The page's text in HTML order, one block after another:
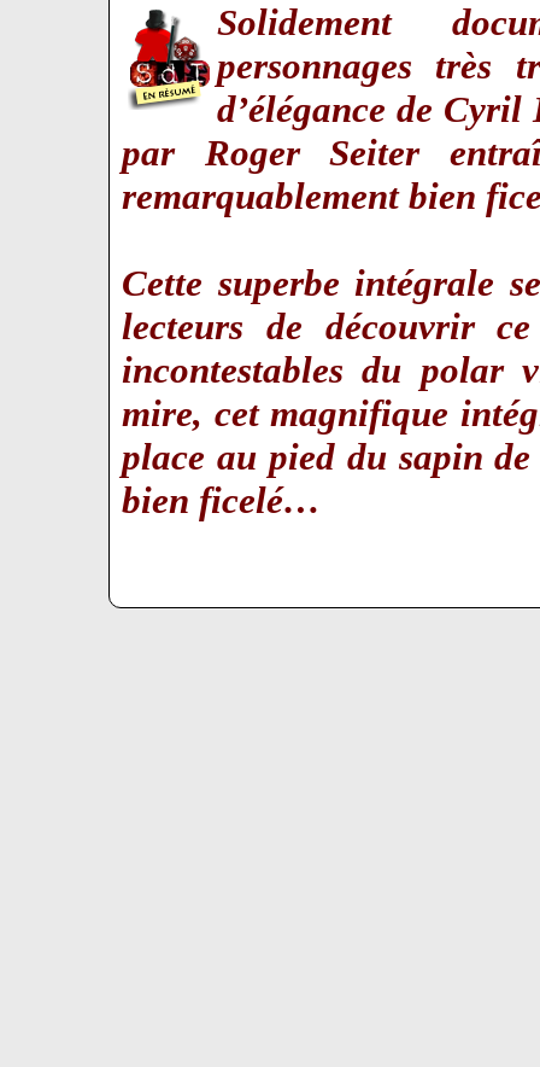
Solidement
personnages très
d’élégance de Cyril
par Roger Seiter
remarquablement bien
Cette superbe intégrale
lecteurs de découvrir
incontestables du polar
mire, cet magnifique
place au pied du sapin
bien ficelé…